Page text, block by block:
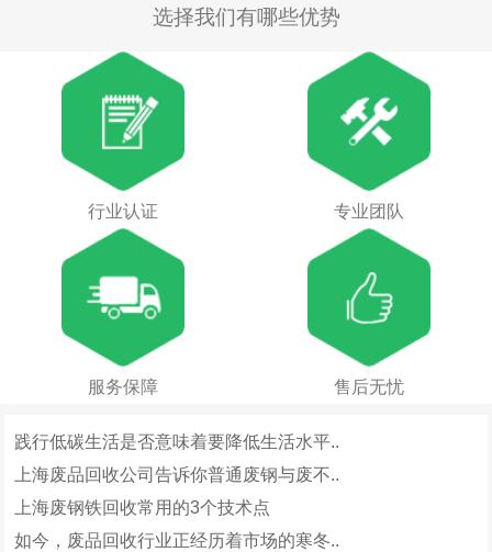
选择我们有哪些优势
行业认证 专业团队
服务保障 售后无忧
践行低碳生活是否意味着要降低生活水平..
上海废品回收公司告诉你普通废钢与废不..
上海废钢铁回收常用的3个技术点
如今，废品回收行业正经历着市场的寒冬..